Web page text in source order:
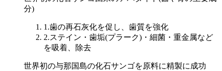
分)
1.歯の再石灰化を促し、歯質を強化
2.ステイン・歯垢(プラーク)・細菌・重金属など
を吸着、除去
世界初の与那国島の化石サンゴを原料に精製に成功